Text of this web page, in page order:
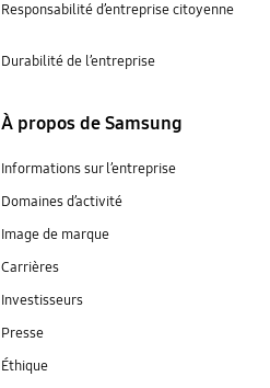
Responsabilité d’entreprise citoyenne
Durabilité de l’entreprise
À propos de Samsung
Informations sur l’entreprise
Domaines d’activité
Image de marque
Carrières
Investisseurs
Presse
Éthique